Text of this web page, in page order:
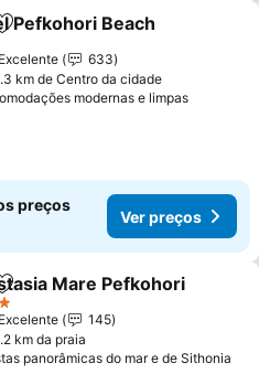
Adicionar aos favoritos
Pefkohori Beach
Excelente
633
km de Centro da cidade
modernas e limpas
preços
Ver preços
Adicionar aos favoritos
Mare Pefkohori
Excelente
145
km da praia
panorâmicas do mar e de Sithonia